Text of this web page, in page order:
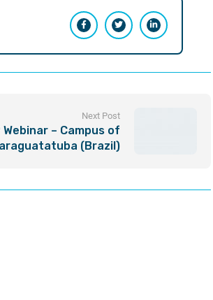
Next Post
Webinar – Campus of
(Brazil)